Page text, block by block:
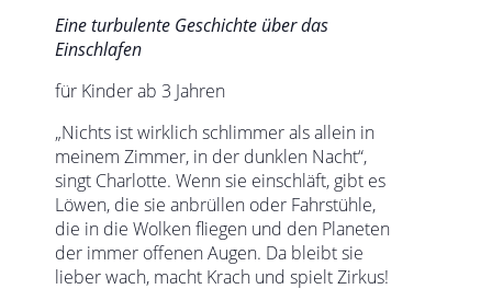
Eine turbulente Geschichte über das
Einschlafen
für Kinder ab 3 Jahren
„Nichts ist wirklich schlimmer als allein in
meinem Zimmer, in der dunklen Nacht“,
singt Charlotte. Wenn sie einschläft, gibt es
Löwen, die sie anbrüllen oder Fahrstühle,
die in die Wolken fliegen und den Planeten
der immer offenen Augen. Da bleibt sie
lieber wach, macht Krach und spielt Zirkus!